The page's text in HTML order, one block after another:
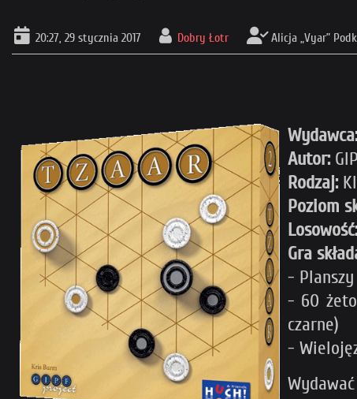
20:27, 29 stycznia 2017 Dobry Łotr Alicja „Vyar”
Wydawca:
Autor:
Rodzaj:
Poziom
Losowość:
Gra
- Planszy
- 60
czarne)
-